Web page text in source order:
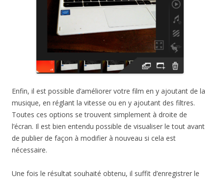
Enfin, il est possible d’améliorer votre film en y ajoutant de la
musique, en réglant la vitesse ou en y ajoutant des filtres.
Toutes ces options se trouvent simplement à droite de
l’écran. Il est bien entendu possible de visualiser le tout avant
de publier de façon à modifier à nouveau si cela est
nécessaire.
Une fois le résultat souhaité obtenu, il suffit d’enregistrer le